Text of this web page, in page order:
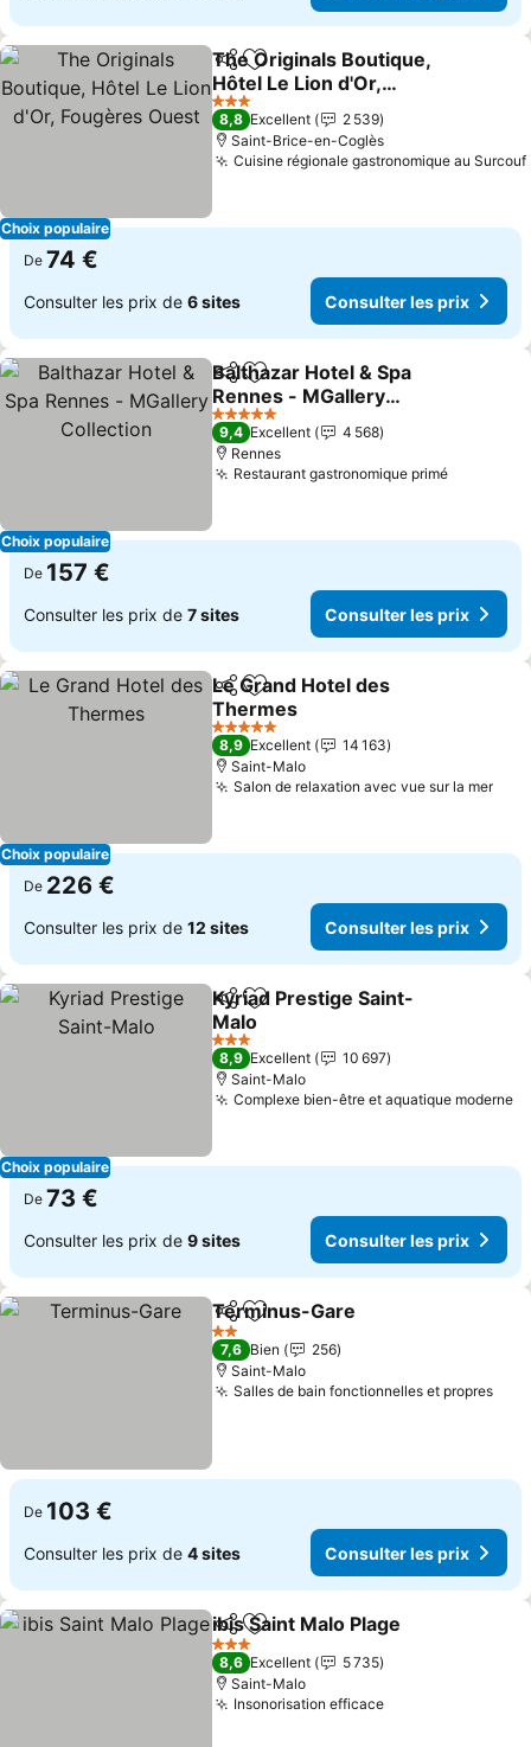
Choix populaire
PartagerAjouter à mes favoris
The Originals Boutique,
Hôtel Le Lion d'Or,
Fougères Ouest
Consulter les prix
3 Étoiles
8,8 Excellent
2 539
Saint-Brice-en-Coglès
Cuisine régionale gastronomique au Surcouf
De 74 €
Consulter les prix de 6 sites Consulter les prix
Choix populaire
PartagerAjouter à mes favoris
Balthazar Hotel & Spa
Rennes - MGallery
Collection
Consulter les prix
5 Étoiles
9,4 Excellent
4 568
Rennes
Restaurant gastronomique primé
De 157 €
Consulter les prix de 7 sites Consulter les prix
Choix populaire
PartagerAjouter à mes favoris
Le Grand Hotel des
Thermes
Consulter les prix
5 Étoiles
8,9 Excellent
14 163
Saint-Malo
Salon de relaxation avec vue sur la mer
De 226 €
Consulter les prix de 12 sites Consulter les prix
Choix populaire
PartagerAjouter à mes favoris
Kyriad Prestige Saint-
Malo
Consulter les prix
3 Étoiles
8,9 Excellent
10 697
Saint-Malo
Complexe bien-être et aquatique moderne
De 73 €
Consulter les prix de 9 sites Consulter les prix
PartagerAjouter à mes favoris
Terminus-Gare
2 Étoiles
7,6 Bien
256
Saint-Malo
Salles de bain fonctionnelles et propres
De 103 €
Consulter les prix de 4 sites Consulter les prix
PartagerAjouter à mes favoris
ibis Saint Malo Plage
3 Étoiles
8,6 Excellent
5 735
Saint-Malo
Insonorisation efficaceConsulter les